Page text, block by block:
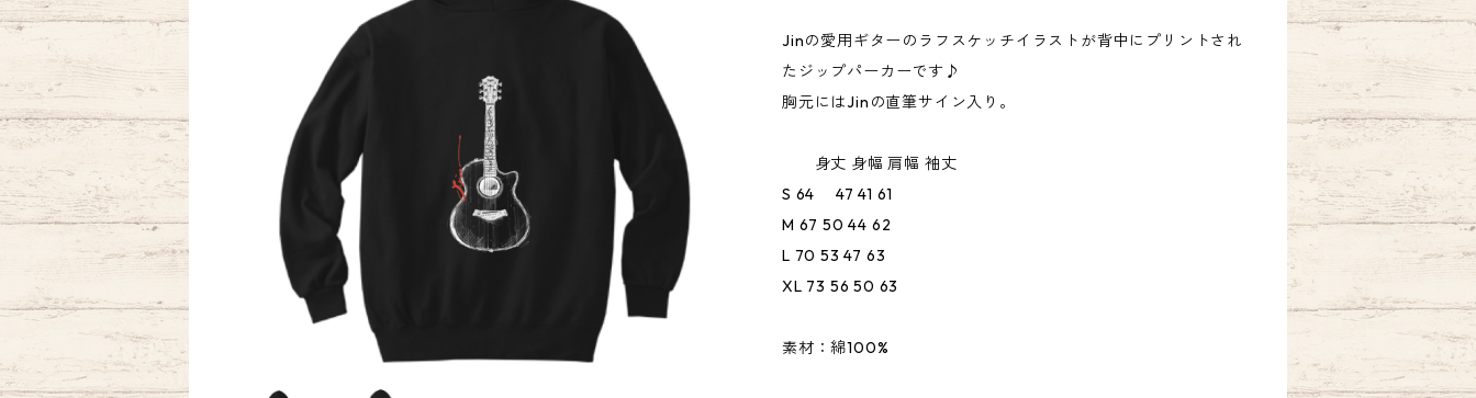
Jinの愛用ギターのラフスケッチイラストが背中にプリントされ
たジップパーカーです♪
胸元にはJinの直筆サイン入り。
身丈 身幅 肩幅 袖丈
S 64 47 41 61
M 67 50 44 62
L 70 53 47 63
XL 73 56 50 63
素材：綿100%